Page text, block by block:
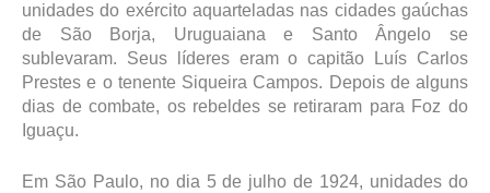
unidades do exército aquarteladas nas cidades gaúchas
de São Borja, Uruguaiana e Santo Ângelo se
sublevaram. Seus líderes eram o capitão Luís Carlos
Prestes e o tenente Siqueira Campos. Depois de alguns
dias de combate, os rebeldes se retiraram para Foz do
Iguaçu.
Em São Paulo, no dia 5 de julho de 1924, unidades do